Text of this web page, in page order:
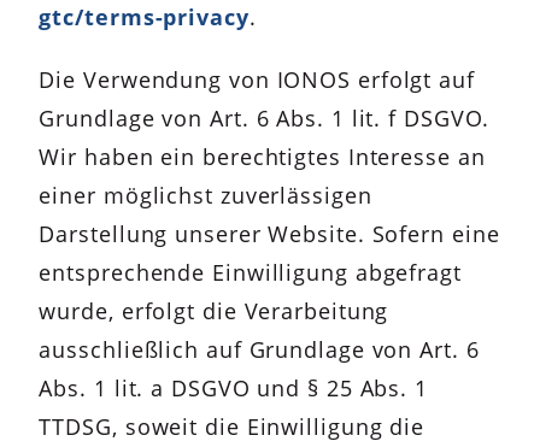
gtc/terms-privacy.
Die Verwendung von IONOS erfolgt auf
Grundlage von Art. 6 Abs. 1 lit. f DSGVO.
Wir haben ein berechtigtes Interesse an
einer möglichst zuverlässigen
Darstellung unserer Website. Sofern eine
entsprechende Einwilligung abgefragt
wurde, erfolgt die Verarbeitung
ausschließlich auf Grundlage von Art. 6
Abs. 1 lit. a DSGVO und § 25 Abs. 1
TTDSG, soweit die Einwilligung die